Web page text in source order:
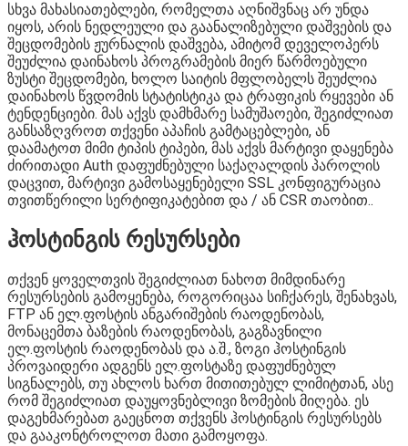
სხვა მახასიათებლები, რომელთა აღნიშვნაც არ უნდა
იყოს, არის ნედლეული და გაანალიზებული დაშვების და
შეცდომების ჟურნალის დაშვება, ამიტომ დეველოპერს
შეუძლია დაინახოს პროგრამების მიერ წარმოებული
ზუსტი შეცდომები, ხოლო საიტის მფლობელს შეუძლია
დაინახოს წვდომის სტატისტიკა და ტრაფიკის რყევები ან
ტენდენციები. მას აქვს დამხმარე სამუშაოები, შეგიძლიათ
განსაზღვროთ თქვენი აპაჩის გამტაცებლები, ან
დაამატოთ მიმი ტიპის ტიპები, მას აქვს მარტივი დაყენება
ძირითადი Auth დაფუძნებული საქაღალდის პაროლის
დაცვით, მარტივი გამოსაყენებელი SSL კონფიგურაცია
თვითწერილი სერტიფიკატებით და / ან CSR თაობით..
ჰოსტინგის რესურსები
თქვენ ყოველთვის შეგიძლიათ ნახოთ მიმდინარე
რესურსების გამოყენება, როგორიცაა სიჩქარეს, შენახვას,
FTP ან ელ.ფოსტის ანგარიშების რაოდენობას,
მონაცემთა ბაზების რაოდენობას, გაგზავნილი
ელ.ფოსტის რაოდენობას და ა.შ., ზოგი ჰოსტინგის
პროვაიდერი ადგენს ელ.ფოსტაზე დაფუძნებულ
სიგნალებს, თუ ახლოს ხართ მითითებულ ლიმიტთან, ასე
რომ შეგიძლიათ დაუყოვნებლივი ზომების მიღება. ეს
დაგეხმარებათ გაეცნოთ თქვენს ჰოსტინგის რესურსებს
და გააკონტროლოთ მათი გამოყოფა.